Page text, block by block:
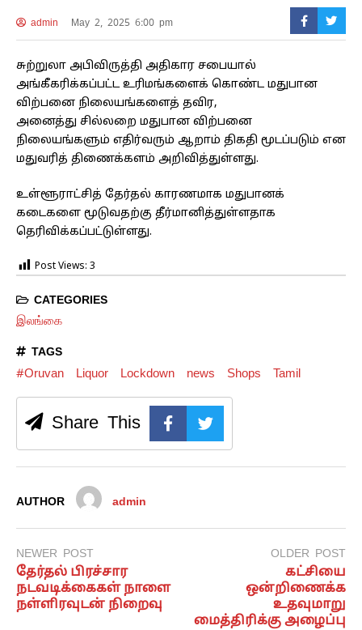
admin May 2, 2025 6:00 pm
சுற்றுலா அபிவிருத்தி அதிகார சபையால்
அங்கீகரிக்கப்பட்ட உரிமங்களைக் கொண்ட மதுபான
விற்பனை நிலையங்களைத் தவிர,
அனைத்து சில்லறை மதுபான விற்பனை
நிலையங்களும் எதிர்வரும் ஆறாம் திகதி மூடப்படும் என
மதுவரித் திணைக்களம் அறிவித்துள்ளது.
உள்ளூராட்சித் தேர்தல் காரணமாக மதுபானக்
கடைகளை மூடுவதற்கு தீர்மானித்துள்ளதாக
தெரிவிக்கப்பட்டுள்ளது.
Post Views: 3
CATEGORIES
இலங்கை
TAGS
#Oruvan Liquor Lockdown news Shops Tamil
Share This
AUTHOR admin
NEWER POST
தேர்தல் பிரச்சார
நடவடிக்கைகள் நாளை
நள்ளிரவுடன் நிறைவு
OLDER POST
கட்சியை
ஒன்றிணைக்க
உதவுமாறு
மைத்திரிக்கு அழைப்பு